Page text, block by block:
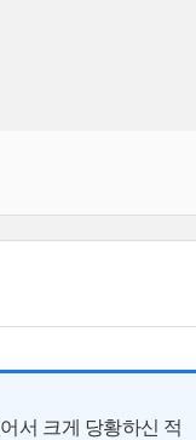
서 크게 당황하신 적